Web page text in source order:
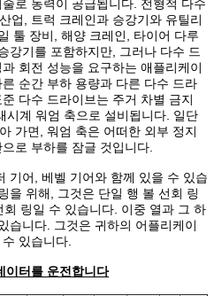
로 동력이 공급됩니다. 전형적 다수
업, 트럭 크레인과 승강기와 유틸리
툴 장비, 해양 크레인, 타이어 다루
강기를 포함하지만, 그러나 다수 드
회전 성능을 요구하는 애플리케이
순간 부하 용량과 다른 다수 드라
다수 드라이브는 주거 차별 금지
시계 워엄 축으로 설비됩니다. 일단
가면, 워엄 축은 어떠한 외부 정지
로 부하를 잠글 것입니다.
기어, 베벨 기어와 함께 있을 수 있습
을 위해, 그것은 단일 행 볼 선회 링
링일 수 있습니다. 이중 열과 그 하
습니다. 그것은 귀하의 어플리케이
있습니다.
이터를 운전합니다